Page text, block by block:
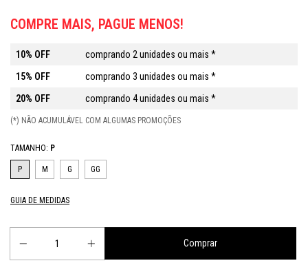
COMPRE MAIS, PAGUE MENOS!
10% OFF
comprando 2 unidades ou mais *
15% OFF
comprando 3 unidades ou mais *
20% OFF
comprando 4 unidades ou mais *
(*) NÃO ACUMULÁVEL COM ALGUMAS PROMOÇÕES
TAMANHO: P
P M G GG
GUIA DE MEDIDAS